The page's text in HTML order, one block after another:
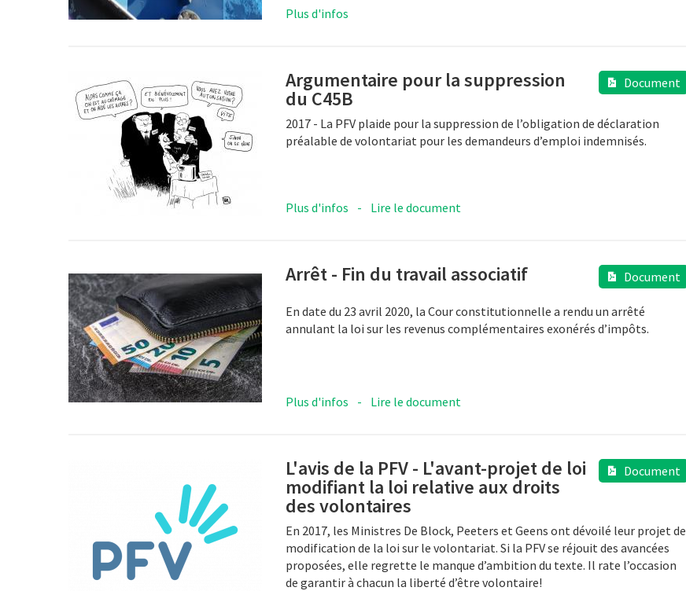
Plus d'infos
Document
Argumentaire pour la suppression
du C45B
2017 - La PFV plaide pour la suppression de l’obligation de déclaration
préalable de volontariat pour les demandeurs d’emploi indemnisés.
Plus d'infos - Lire le document
Document
Arrêt - Fin du travail associatif
En date du 23 avril 2020, la Cour constitutionnelle a rendu un arrêté
annulant la loi sur les revenus complémentaires exonérés d’impôts.
Plus d'infos - Lire le document
Document
L'avis de la PFV - L'avant-projet de loi
modifiant la loi relative aux droits
des volontaires
En 2017, les Ministres De Block, Peeters et Geens ont dévoilé leur projet de
modification de la loi sur le volontariat. Si la PFV se réjouit des avancées
proposées, elle regrette le manque d’ambition du texte. Il rate l’occasion
de garantir à chacun la liberté d’être volontaire!